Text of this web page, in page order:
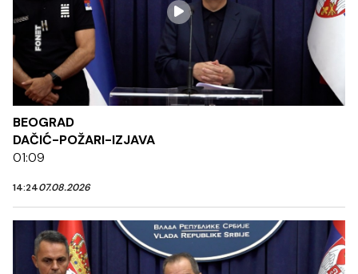
BEOGRAD
DAČIĆ-POŽARI-IZJAVA
01:09
14:2407.08.2026